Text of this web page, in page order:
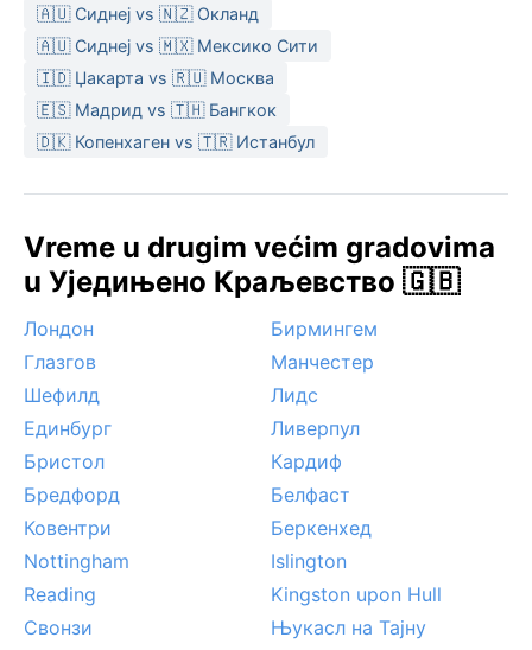
🇦🇺 Сиднеј vs 🇳🇿 Окланд
🇦🇺 Сиднеј vs 🇲🇽 Мексико Сити
🇮🇩 Џакарта vs 🇷🇺 Москва
🇪🇸 Мадрид vs 🇹🇭 Бангкок
🇩🇰 Копенхаген vs 🇹🇷 Истанбул
Vreme u drugim većim gradovima
u Уједињено Краљевство 🇬🇧
Лондон
Бирмингем
Глазгов
Манчестер
Шефилд
Лидс
Единбург
Ливерпул
Бристол
Кардиф
Бредфорд
Белфаст
Ковентри
Беркенхед
Nottingham
Islington
Reading
Kingston upon Hull
Свонзи
Њукасл на Тајну